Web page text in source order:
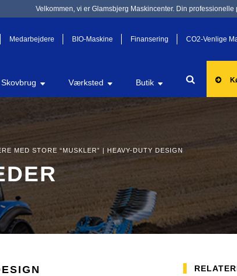
Velkommen, vi er Glamsbjerg Maskincenter. Din professionelle
Medarbejdere BIO-Maskine Finansering CO2-Venlige
Skovbrug Værksted Butik
MED STORE “MUSKLER” | HEAVY-DUTY DESIGN